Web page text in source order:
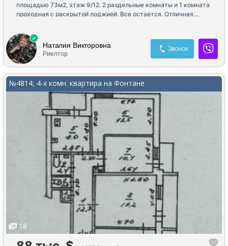
площадью 73м2, этаж 9/12. 2 раздельные комнаты и 1 комната
проходная с раскрытой лоджией. Все остается. Отличная
Наталия Викторовна
Риелтор
Звонок
№4814, 4-х комн. квартира на Фонтане
18